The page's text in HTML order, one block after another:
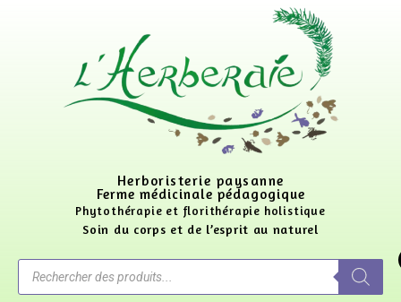
Herboristerie paysanne
Ferme médicinale pédagogique
Phytothérapie et florithérapie holistique
Soin du corps et de l’esprit au naturel